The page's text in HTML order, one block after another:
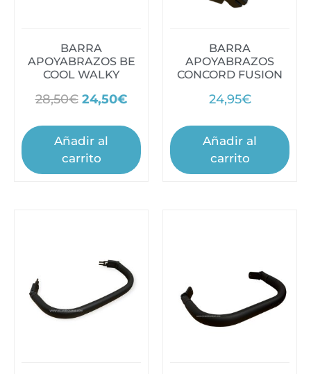
BARRA
APOYABRAZOS BE
COOL WALKY
28,50€ 24,50€
Añadir al
carrito
BARRA
APOYABRAZOS
CONCORD FUSION
24,95€
Añadir al
carrito